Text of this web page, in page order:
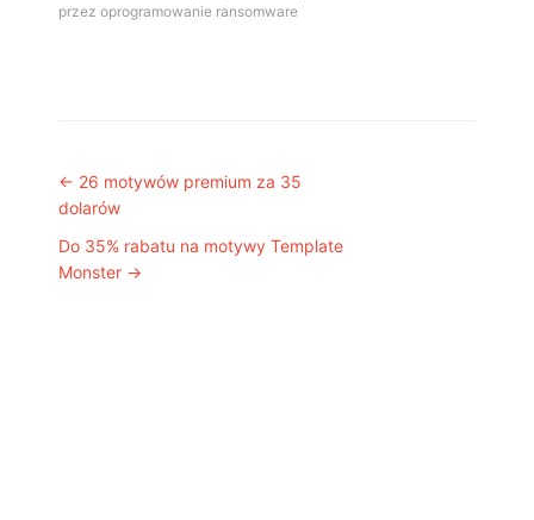
przez oprogramowanie ransomware
Post navigation
← 26 motywów premium za 35
dolarów
Do 35% rabatu na motywy Template
Monster →